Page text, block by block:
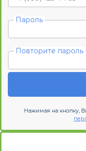
Пароль
Повторите пароль
Нажимая на кнопку,